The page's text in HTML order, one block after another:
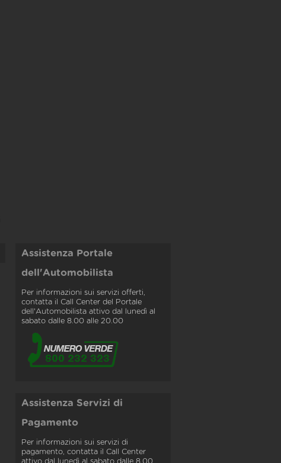
Assistenza Portale
dell'Automobilista
Per informazioni sui servizi offerti,
contatta il Call Center del Portale
dell'Automobilista attivo dal lunedì al
sabato dalle 8.00 alle 20.00
Assistenza Servizi di
Pagamento
Per informazioni sui servizi di
pagamento, contatta il Call Center